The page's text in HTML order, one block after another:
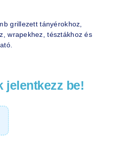
grillezett tányérokhoz,
wrapekhez, tésztákhoz és
jelentkezz be!